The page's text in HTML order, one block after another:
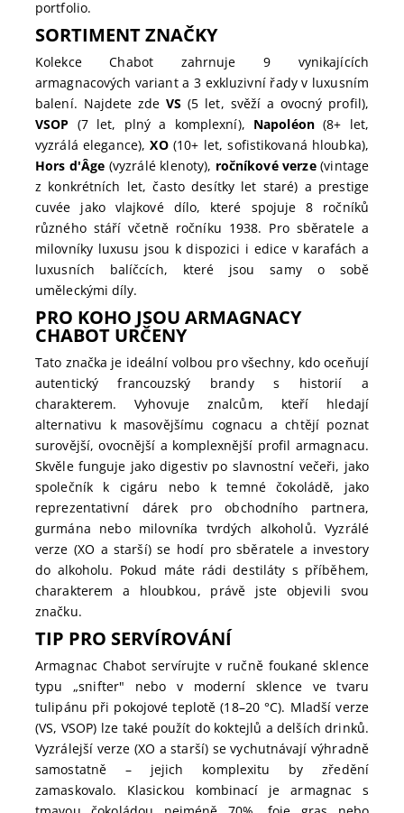
portfolio.
SORTIMENT ZNAČKY
Kolekce Chabot zahrnuje 9 vynikajících
armagnacových variant a 3 exkluzivní řady v luxusním
balení. Najdete zdeVS (5 let, svěží a ovocný profil),
VSOP (7 let, plný a komplexní), Napoléon(8+ let,
vyzrálá elegance),XO(10+ let, sofistikovaná hloubka),
Hors d'Âge (vyzrálé klenoty), ročníkové verze(vintage
z konkrétních let, často desítky let staré) a prestige
cuvée jako vlajkové dílo, které spojuje 8 ročníků
různého stáří včetně ročníku 1938. Pro sběratele a
milovníky luxusu jsou k dispozici i edice v karafách a
luxusních balíčcích, které jsou samy o sobě
uměleckými díly.
PRO KOHO JSOU ARMAGNACY
CHABOT URČENY
Tato značka je ideální volbou pro všechny, kdo oceňují
autentický francouzský brandy s historií a
charakterem. Vyhovuje znalcům, kteří hledají
alternativu k masovějšímu cognacu a chtějí poznat
surovější, ovocnější a komplexnější profil armagnacu.
Skvěle funguje jako digestiv po slavnostní večeři, jako
společník k cigáru nebo k temné čokoládě, jako
reprezentativní dárek pro obchodního partnera,
gurmána nebo milovníka tvrdých alkoholů. Vyzrálé
verze (XO a starší) se hodí pro sběratele a investory
do alkoholu. Pokud máte rádi destiláty s příběhem,
charakterem a hloubkou, právě jste objevili svou
značku.
TIP PRO SERVÍROVÁNÍ
Armagnac Chabot servírujte v ručně foukané sklence
typu „snifter" nebo v moderní sklence ve tvaru
tulipánu při pokojové teplotě (18–20 °C). Mladší verze
(VS, VSOP) lze také použít do koktejlů a delších drinků.
Vyzrálejší verze (XO a starší) se vychutnávají výhradně
samostatně – jejich komplexitu by zředění
zamaskovalo. Klasickou kombinací je armagnac s